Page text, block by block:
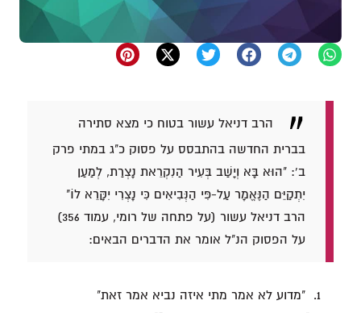
הרב דניאל עשור בטוח כי מצא סתירה
בברית החדשה בהתבסס על פסוק כ"ג במתי פרק
ב': "הוּא בָּא וְיָשַׁב בְּעִיר הַנִקְרֵאת נָצְרַת, לְמַעַן
יִתְקַיֵּם הַנֶּאֱמָר עַל-פִּי הַנְּבִיאִים כִּי נָצְרִי יִקָּרֵא לוֹ"
הרב דניאל עשור (על פתחה של רומי, עמוד 356)
על הפסוק הנ"ל אומר את הדברים הבאים:
"מדוע לא אמר מתי איזה נביא אמר זאת"